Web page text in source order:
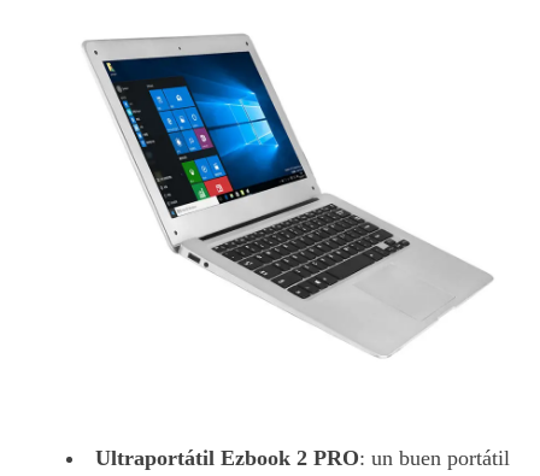
Ultraportátil Ezbook 2 PRO: un buen portátil